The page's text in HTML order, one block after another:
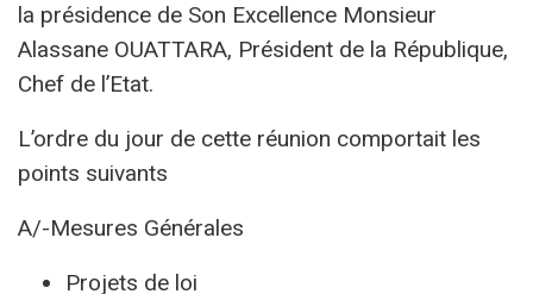
la présidence de Son Excellence Monsieur
Alassane OUATTARA, Président de la République,
Chef de l’Etat.
L’ordre du jour de cette réunion comportait les
points suivants
A/-Mesures Générales
Projets de loi